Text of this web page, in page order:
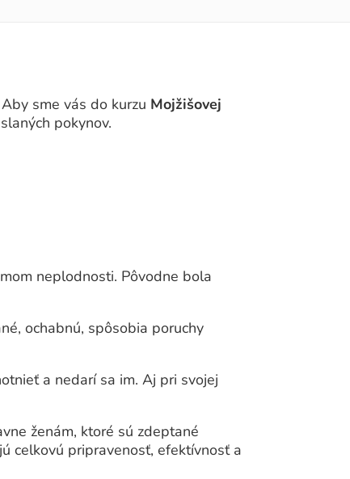
sme vás do kurzu Mojžišovej
pokynov.
neplodnosti. Pôvodne bola
ochabnú, spôsobia poruchy
a nedarí sa im. Aj pri svojej
ženám, ktoré sú zdeptané
celkovú pripravenosť, efektívnosť a